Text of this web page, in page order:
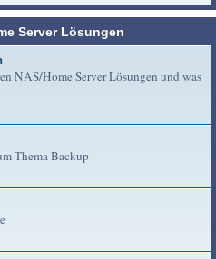
Server Lösungen
NAS/Home Server Lösungen und was
Thema Backup